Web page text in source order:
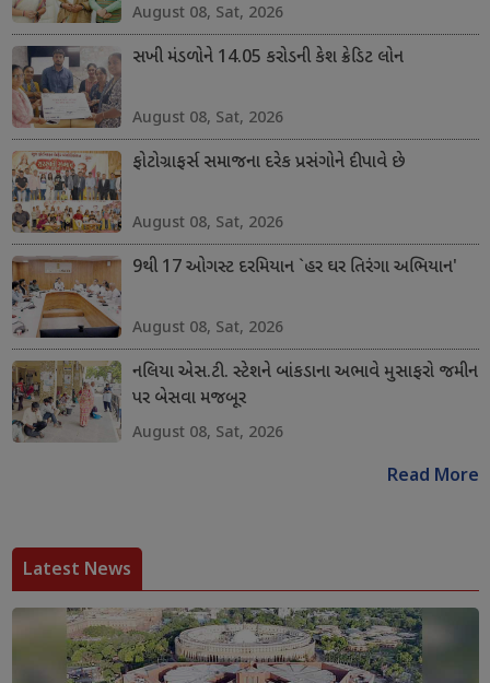
August 08, Sat, 2026
સખી મંડળોને 14.05 કરોડની કેશ ક્રેડિટ લોન
August 08, Sat, 2026
ફોટોગ્રાફર્સ સમાજના દરેક પ્રસંગોને દીપાવે છે
August 08, Sat, 2026
9થી 17 ઓગસ્ટ દરમિયાન `હર ઘર તિરંગા અભિયાન'
August 08, Sat, 2026
નલિયા એસ.ટી. સ્ટેશને બાંકડાના અભાવે મુસાફરો જમીન
પર બેસવા મજબૂર
August 08, Sat, 2026
Read More
Latest News